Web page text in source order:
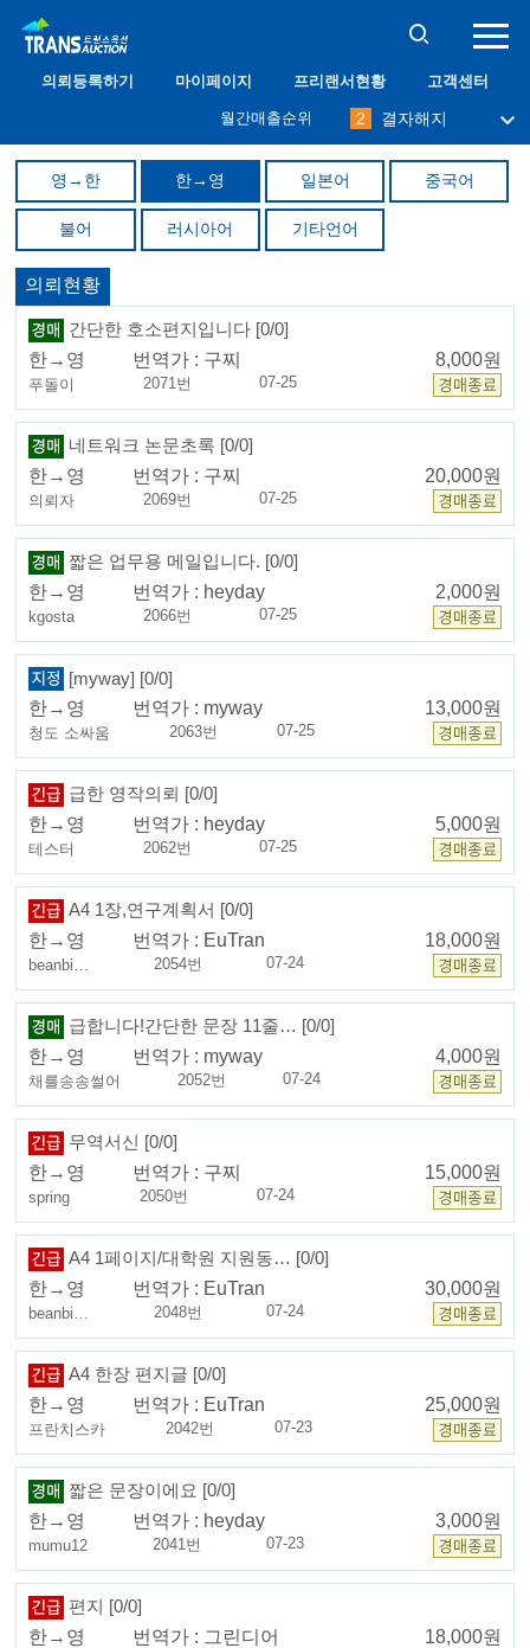
의뢰등록하기 마이페이지 프리랜서현황 고객센터
월간매출순위
10 프리맨
2
결자해지
3
나무사랑
4
immodium
6
abang
7
8
케니
영→한 한→영 일본어 중국어
불어 러시아어 기타언어
의뢰현황
간단한 호소편지입니다 [0/0]
한→영
번역가 : 구찌 8,000원
푸돌이 2071번 07-25
네트워크 논문초록 [0/0]
한→영
번역가 : 구찌 20,000원
의뢰자 2069번 07-25
짧은 업무용 메일입니다. [0/0]
한→영
번역가 : heyday 2,000원
kgosta 2066번 07-25
[myway] [0/0]
한→영
번역가 : myway 13,000원
청도 소싸움 2063번 07-25
급한 영작의뢰 [0/0]
한→영
번역가 : heyday 5,000원
테스터 2062번 07-25
A4 1장,연구계획서 [0/0]
한→영
번역가 : EuTran 18,000원
beanbi… 2054번 07-24
급합니다!간단한 문장 11줄… [0/0]
한→영
번역가 : myway 4,000원
채를송송썰어 2052번 07-24
무역서신 [0/0]
한→영
번역가 : 구찌 15,000원
spring 2050번 07-24
A4 1페이지/대학원 지원동… [0/0]
한→영
번역가 : EuTran 30,000원
beanbi… 2048번 07-24
A4 한장 편지글 [0/0]
한→영
번역가 : EuTran 25,000원
프란치스카 2042번 07-23
짧은 문장이에요 [0/0]
한→영
번역가 : heyday 3,000원
mumu12 2041번 07-23
편지 [0/0]
한→영
번역가 : 그린디어 18,000원